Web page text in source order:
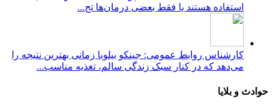
استفاده هستند یا فقط بعضی درمان‌ها تح...
کارشناس روابط عمومی: جینکو بیلوبا زمانی بهترین نتیجه را
می‌دهد که در کنار سبک زندگی سالم، تغذیه مناسب...
حوادث و بلایا